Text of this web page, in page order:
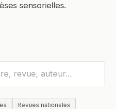
sensorielles.
Revues nationales